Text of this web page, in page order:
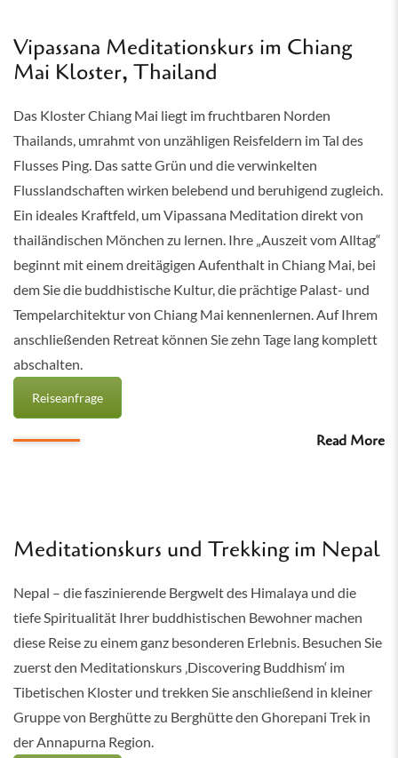
Vipassana Meditationskurs im Chiang
Mai Kloster, Thailand
Das Kloster Chiang Mai liegt im fruchtbaren Norden
Thailands, umrahmt von unzähligen Reisfeldern im Tal des
Flusses Ping. Das satte Grün und die verwinkelten
Flusslandschaften wirken belebend und beruhigend zugleich.
Ein ideales Kraftfeld, um Vipassana Meditation direkt von
thailändischen Mönchen zu lernen. Ihre „Auszeit vom Alltag“
beginnt mit einem dreitägigen Aufenthalt in Chiang Mai, bei
dem Sie die buddhistische Kultur, die prächtige Palast- und
Tempelarchitektur von Chiang Mai kennenlernen. Auf Ihrem
anschließenden Retreat können Sie zehn Tage lang komplett
abschalten.
Reiseanfrage
Read More
Meditationskurs und Trekking im Nepal
Nepal – die faszinierende Bergwelt des Himalaya und die
tiefe Spiritualität Ihrer buddhistischen Bewohner machen
diese Reise zu einem ganz besonderen Erlebnis. Besuchen Sie
zuerst den Meditationskurs ‚Discovering Buddhism‘ im
Tibetischen Kloster und trekken Sie anschließend in kleiner
Gruppe von Berghütte zu Berghütte den Ghorepani Trek in
der Annapurna Region.